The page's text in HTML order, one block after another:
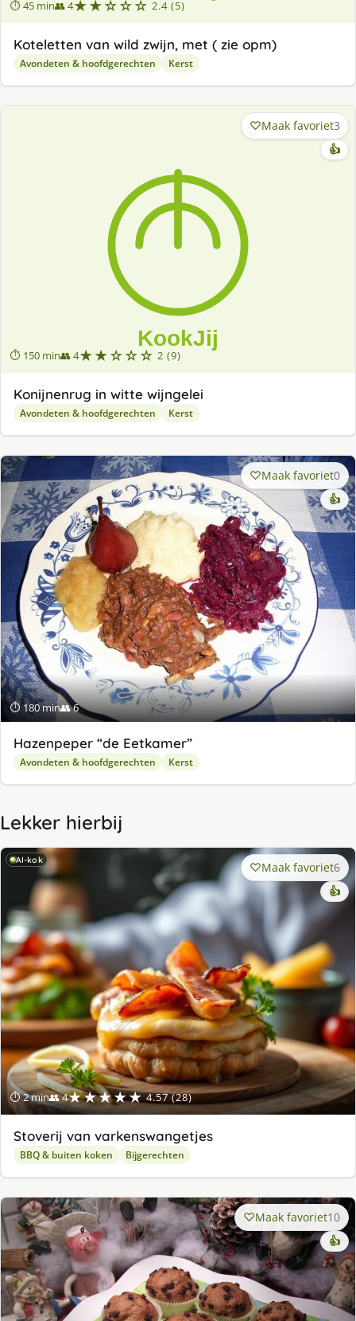
⏱ 45 min👥 4★★☆☆☆ 2.4 (5)
Koteletten van wild zwijn, met ( zie opm)
Avondeten & hoofdgerechten Kerst
⏱ 150 min👥 4★★☆☆☆ 2 (9)
Maak favoriet3
👍
Konijnenrug in witte wijngelei
Avondeten & hoofdgerechten Kerst
⏱ 180 min👥 6
Maak favoriet0
👍
Hazenpeper “de Eetkamer”
Avondeten & hoofdgerechten Kerst
Lekker hierbij
AI-kok
⏱ 2 min👥 4★★★★★ 4.57 (28)
Maak favoriet6
👍
Stoverij van varkenswangetjes
BBQ & buiten koken Bijgerechten
Maak favoriet10
👍